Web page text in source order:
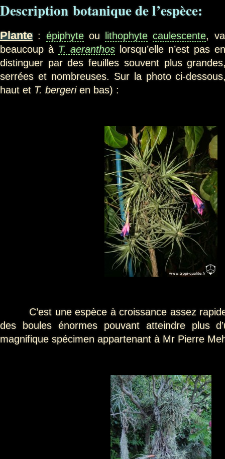
Description botanique de l’espèce:
Plante : épiphyteou lithophyte caulescente,
beaucoup à T. aeranthos lorsqu’elle n’est pas
distinguer par des feuilles souvent plus
serrées et nombreuses. Sur la photo ci-
haut et T. bergerien bas) :
C’est une espèce à croissance assez
des boules énormes pouvant atteindre plus
magnifique spécimen appartenant à Mr Pierre